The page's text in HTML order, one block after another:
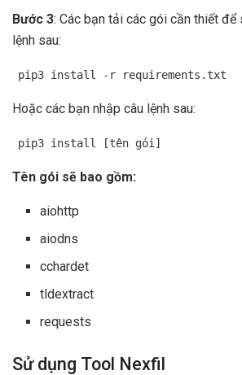
Bước 3: Các bạn tải các gói cần thiết
lệnh sau:
pip3 install -r requirements.txt
Hoặc các bạn nhập câu lệnh sau:
pip3 install [tên gói]
Tên gói sẽ bao gồm:
aiohttp
aiodns
cchardet
tldextract
requests
Sử dụng Tool Nexfil